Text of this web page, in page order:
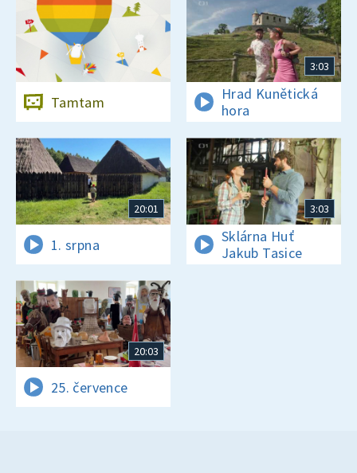
Tamtam
3:03
Hrad Kunětická
hora
20:01
1. srpna
3:03
Sklárna Huť
Jakub Tasice
20:03
25. července